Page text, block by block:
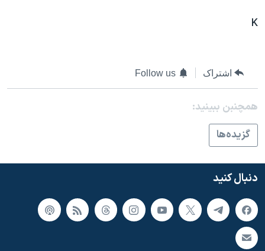
سفر پرزیدنت ترامپ به چین
K
اشتراک Follow us
همچنبن ببینید:
گزيده‌ها
دنبال کنید